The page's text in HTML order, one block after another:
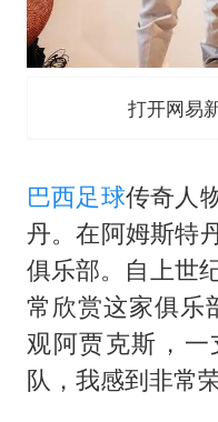
打开网易
巴西足球传奇人
丹。在阿姆斯特
俱乐部。自上世
常欣赏这家俱乐
观阿贾克斯，
队，我感到非常